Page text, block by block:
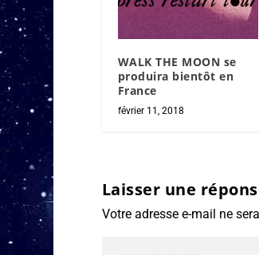
WALK THE MOON se
produira bientôt en
France
février 11, 2018
Laisser une
Votre adresse e-mail ne